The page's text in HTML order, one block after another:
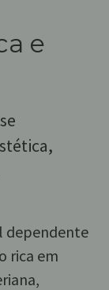
e
dependente
rica em